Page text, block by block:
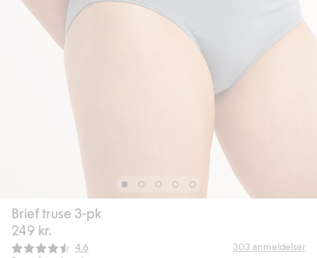
Brief truse 3-pk
249 kr.
Gjennomsnittskarakter:
4.6 303 anmeldelser